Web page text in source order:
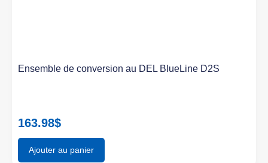
Ensemble de conversion au DEL BlueLine D2S
163.98$
Ajouter au panier